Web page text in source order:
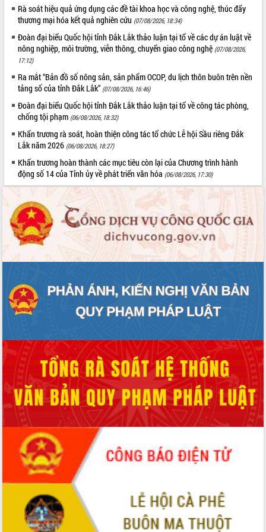
Quyết liệt tháo gỡ vướng mắc, đẩy
nhanh tiến độ các dự án trọng điểm
trong Khu kinh tế Nam Phú Yên
Hòn Yến phát triển du lịch gắn với bảo
tồn biển
Lấy ý kiến điều chỉnh Quy hoạch tỉnh
Đắk Lắk thời kỳ 2021-2030, tầm nhìn
Phát động chiến dịch 30 ngày đêm
giải phóng mặt bằng Tuyến đường bộ
ven biển
Đắk Lắk nỗ lực thúc đẩy tăng trưởng
kinh tế từ 10% trở lên trong Quý
II/2026
Đắk Lắk ký kết thỏa thuận hợp tác về
chuyển đổi số giai đoạn 2026 – 2030
với Tập đoàn Bưu chính Viễn thông
Việt Nam
Thứ trưởng Bộ Y tế làm việc với tỉnh
Đắk Lắk về phát triển nhân lực y tế
cho trạm y tế cấp xã
du khách thông qua Hệ thống cơ sở dữ
liệu và Bản đồ số
Tập huấn ứng dụng trí tuệ nhân tạo (AI)
Đoàn đại biểu Quốc hội tỉnh Đắk Lắk
trao đổi thông tin trước Kỳ họp thứ
nhất, Quốc hội khóa XVI
Quyết liệt cải cách hành chính, khơi
thông nguồn lực phát triển
Nâng cao hiệu lực, hiệu quả HĐND
tỉnh thông qua hiện đại hóa hành chính
Xã Ea Phê gắn cải cách hành chính với
chuyển đổi số
Phó Chủ tịch Thường trực UBND tỉnh
Hồ Thị Nguyên Thảo làm việc tại Trung
tâm Phục vụ hành chính công xã Ea
Xây dựng nền hành chính số đồng
hành cùng nông dân dân, doanh nghiệp
Rà soát hiệu quả ứng dụng các đề tài khoa học và công nghệ, thúc đẩy
thương mại hóa kết quả nghiên cứu (07/08/2026, 18:34)
Đoàn đại biểu Quốc hội tỉnh Đắk Lắk thảo luận tại tổ về các dự án luật về
nông nghiệp, môi trường, viễn thông, chuyển giao công nghệ (07/08/2026,
17:12)
Ra mắt “Bản đồ số nông sản, sản phẩm OCOP, du lịch thôn buôn trên nền
tảng số của tỉnh Đắk Lắk” (07/08/2026, 16:46)
Đoàn đại biểu Quốc hội tỉnh Đắk Lắk thảo luận tại tổ về công tác phòng,
chống tội phạm (06/08/2026, 18:32)
Khẩn trương rà soát, hoàn thiện công tác tổ chức Lễ hội Sầu riêng Đắk
Lắk năm 2026 (06/08/2026, 18:27)
Khẩn trương hoàn thành các mục tiêu còn lại của Chương trình hành
động số 14 của Tỉnh ủy về phát triển văn hóa (06/08/2026, 17:30)